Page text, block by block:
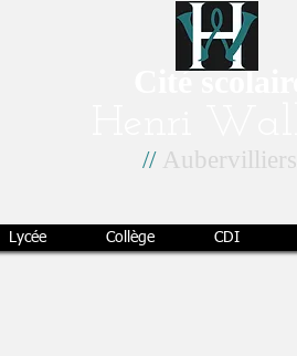
Cité scolaire
//Aubervilliers
Lycée Collège CDI